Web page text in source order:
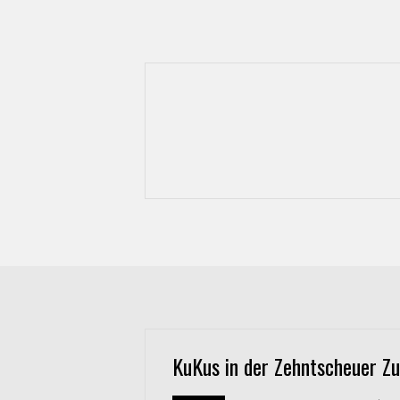
KuKus in der Zehntscheuer